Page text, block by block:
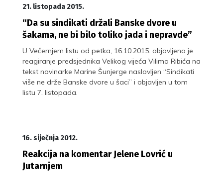
21. listopada 2015.
“Da su sindikati držali Banske dvore u
šakama, ne bi bilo toliko jada i nepravde”
U Večernjem listu od petka, 16.10.2015. objavljeno je
reagiranje predsjednika Velikog vijeća Vilima Ribića na
tekst novinarke Marine Šunjerge naslovljen “Sindikati
više ne drže Banske dvore u šaci” i objavljen u tom
listu 7. listopada.
16. siječnja 2012.
Reakcija na komentar Jelene Lovrić u
Jutarnjem